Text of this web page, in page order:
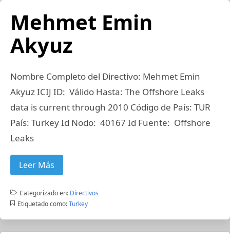
Mehmet Emin
Akyuz
Nombre Completo del Directivo: Mehmet Emin
Akyuz ICIJ ID: Válido Hasta: The Offshore Leaks
data is current through 2010 Código de País: TUR
País: Turkey Id Nodo: 40167 Id Fuente: Offshore
Leaks
Leer Más
Categorizado en: Directivos
Etiquetado como: Turkey